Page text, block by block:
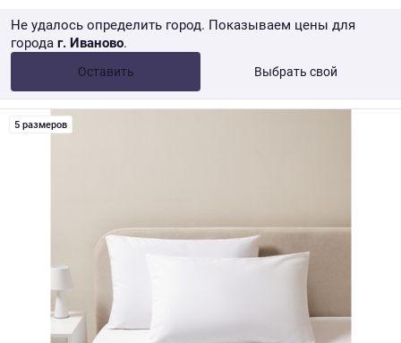
Не удалось определить город. Показываем цены для
города г. Иваново.
Оставить Выбрать свой
от 10 000 ₽ Розница → WB
5 размеров